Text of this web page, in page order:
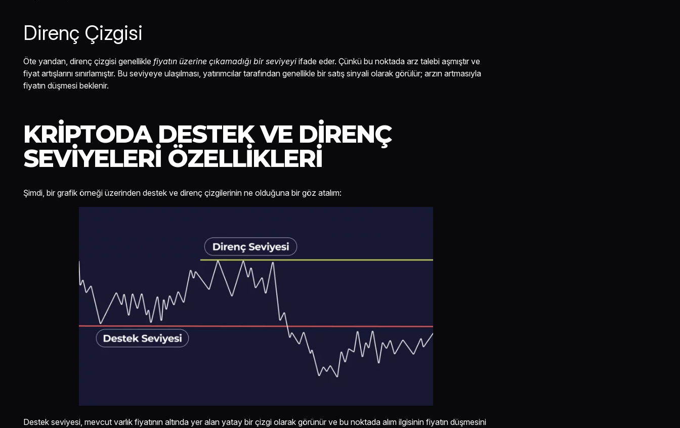
Direnç Çizgisi
Öte yandan, direnç çizgisi genellikle fiyatın üzerine çıkamadığı bir seviyeyi ifade eder. Çünkü bu noktada arz talebi aşmıştır ve
fiyat artışlarını sınırlamıştır. Bu seviyeye ulaşılması, yatırımcılar tarafından genellikle bir satış sinyali olarak görülür; arzın artmasıyla
fiyatın düşmesi beklenir.
KRIPTODA DESTEK VE DIRENÇ
SEVIYELERI ÖZELLIKLERI
Şimdi, bir grafik örneği üzerinden destek ve direnç çizgilerinin ne olduğuna bir göz atalım:
Destek seviyesi, mevcut varlık fiyatının altında yer alan yatay bir çizgi olarak görünür ve bu noktada alım ilgisinin fiyatın düşmesini